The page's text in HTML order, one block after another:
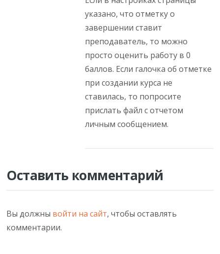
указано, что отметку о
завершении ставит
преподаватель, то можно
просто оценить работу в 0
баллов. Если галочка об отметке
при создании курса не
ставилась, то попросите
прислать файл с отчетом
личным сообщением.
Оставить комментарий
Вы должны войти на сайт, чтобы оставлять
комментарии.